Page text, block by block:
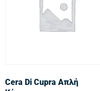
Cera Di Cupra Απλή